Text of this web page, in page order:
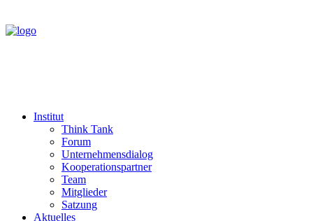
Institut
Think Tank
Forum
Unternehmensdialog
Kooperationspartner
Team
Mitglieder
Satzung
Aktuelles